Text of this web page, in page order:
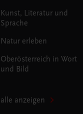
Kunst, Literatur und
Sprache
Natur erleben
Oberösterreich in Wort
und Bild
alle anzeigen